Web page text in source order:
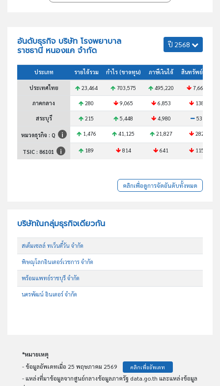
อันดับธุรกิจ บริษัท โรงพยาบาล
ราชธานี หนองแค จำกัด
ปี 2568
ประเภท รายได้รวม กำไร (ขาดทุน) ภาษีเงินได้ สินทรัพย์รวม
ประเทศไทย 23,464 703,575 495,220 7,660
ภาคกลาง 280 9,065 6,853 138
สระบุรี 215 5,448 4,980 53
หมวดธุรกิจ : Q 1,476 41,125 21,827 282
TSIC : 86101 189 814 641 115
คลิกเพื่อดูการจัดอันดับทั้งหมด
บริษัทในกลุ่มธุรกิจเดียวกัน
สเต็มเซลล์ ทเว็นตี้วัน จำกัด
พิษณุโลกอินเตอร์เวชการ จำกัด
พร้อมแพทย์ราชบุรี จำกัด
นครพัฒน์ อินเตอร์ จำกัด
*หมายเหตุ
- ข้อมูลอัพเดทเมื่อ 25 พฤษภาคม 2569
คลิกเพื่ออัพเดท
- แหล่งที่มาข้อมูลจากศูนย์กลางข้อมูลภาครัฐ data.go.th และแหล่งข้อมูล